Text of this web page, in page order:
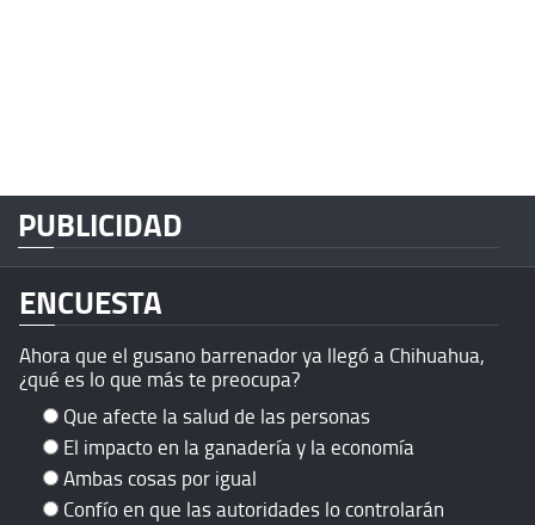
PUBLICIDAD
ENCUESTA
Ahora que el gusano barrenador ya llegó a Chihuahua,
¿qué es lo que más te preocupa?
Que afecte la salud de las personas
El impacto en la ganadería y la economía
Ambas cosas por igual
Confío en que las autoridades lo controlarán